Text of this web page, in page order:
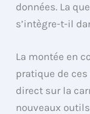
données. La
s’intègre-t-il
La montée en
pratique de
direct sur la
nouveaux